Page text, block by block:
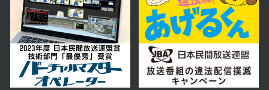
2025年11月29日 放送
11月29日【泊まってみたい！気に
なる２０２５ニューオープンホテル
SP】